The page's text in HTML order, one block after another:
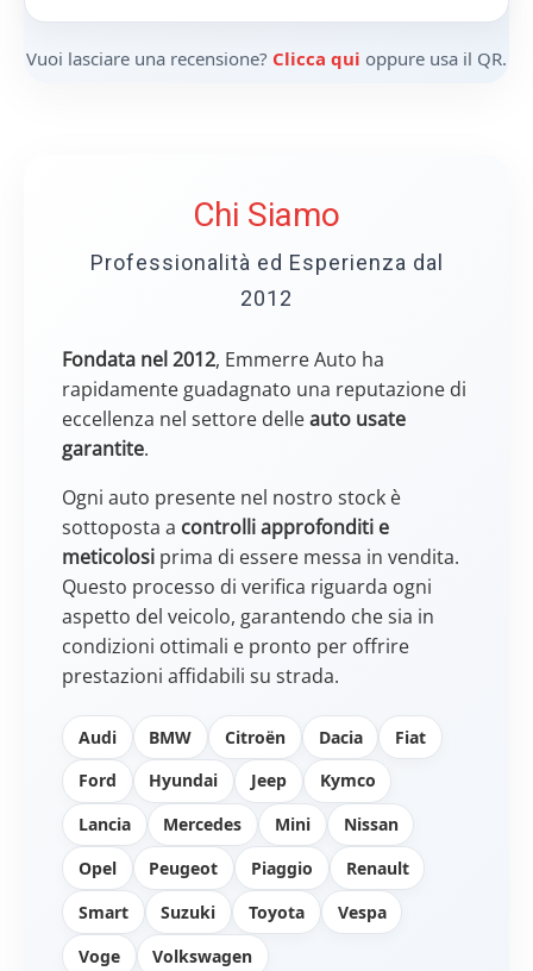
Vuoi lasciare una recensione? Clicca qui oppure usa il QR.
Chi Siamo
Professionalità ed Esperienza dal
2012
Fondata nel 2012, Emmerre Auto ha
rapidamente guadagnato una reputazione di
eccellenza nel settore delleauto usate
garantite.
Ogni auto presente nel nostro stock è
sottoposta a controlli approfonditi e
meticolosi prima di essere messa in vendita.
Questo processo di verifica riguarda ogni
aspetto del veicolo, garantendo che sia in
condizioni ottimali e pronto per offrire
prestazioni affidabili su strada.
Audi BMW Citroën Dacia
Fiat
Ford
Hyundai Jeep
Kymco
Lancia
Mercedes Mini
Nissan
Opel
Peugeot Piaggio
Renault
Smart
Suzuki Toyota
Vespa
Voge
Volkswagen